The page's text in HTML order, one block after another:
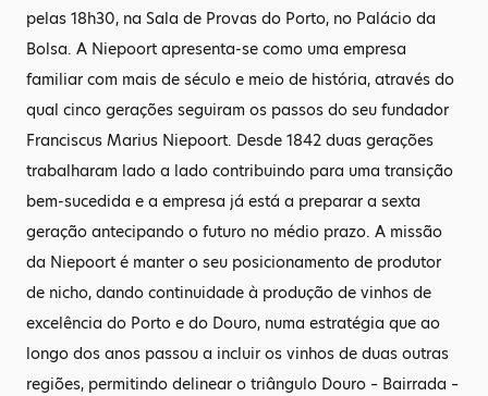
pelas 18h30, na Sala de Provas do Porto, no Palácio da
Bolsa. A Niepoort apresenta-se como uma empresa
familiar com mais de século e meio de história, através do
qual cinco gerações seguiram os passos do seu fundador
Franciscus Marius Niepoort. Desde 1842 duas gerações
trabalharam lado a lado contribuindo para uma transição
bem-sucedida e a empresa já está a preparar a sexta
geração antecipando o futuro no médio prazo. A missão
da Niepoort é manter o seu posicionamento de produtor
de nicho, dando continuidade à produção de vinhos de
excelência do Porto e do Douro, numa estratégia que ao
longo dos anos passou a incluir os vinhos de duas outras
regiões, permitindo delinear o triângulo Douro – Bairrada –